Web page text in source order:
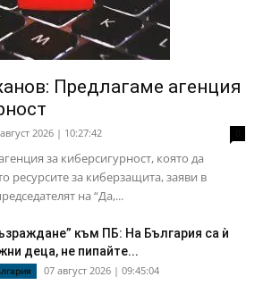
Предлагаме агенция
2026 | 10:27:42
за киберсигурност, която да
ресурсите за киберзащита, заяви в
на “Да,...
към ПБ: На България са ѝ
деца, не пипайте...
07 август 2026 | 09:45:04